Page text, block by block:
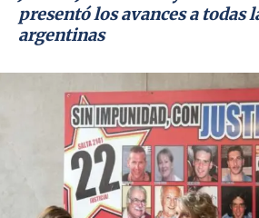
presentó los avances a todas
argentinas